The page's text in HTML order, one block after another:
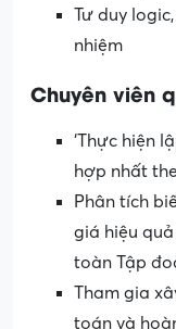
Tư duy
nhiệm
Chuyên viên
‘Thực hiện
hợp nhất
Phân tích
giá hiệu
toàn Tập
Tham gia
toán và